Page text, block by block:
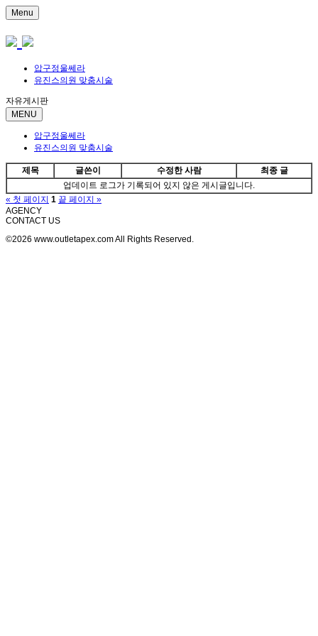
Menu
압구정울쎄라
유진스의원 맞춤시술
자유게시판
MENU
압구정울쎄라
유진스의원 맞춤시술
제목 글쓴이 수정한 사람
최종 글
업데이트 로그가 기록되어 있지 않은 게시글입니다.
« 첫 페이지 1 끝 페이지 »
AGENCY
CONTACT US
©2026 www.outletapex.com All Rights Reserved.